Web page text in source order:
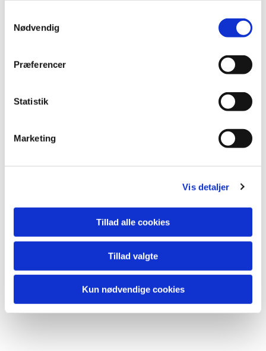
Nødvendig
Præferencer
Statistik
Marketing
Vis detaljer
Tillad alle cookies
Tillad valgte
Kun nødvendige cookies
Du vil måske også kunne
lide...